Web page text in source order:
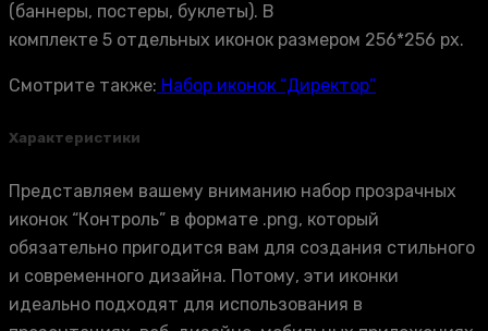
(баннеры, постеры, буклеты). В
комплекте 5 отдельных иконок размером 256*256 px.
Смотрите также: Набор иконок “Директор”
Характеристики
Представляем вашему вниманию набор прозрачных
иконок “Контроль” в формате .png, который
обязательно пригодится вам для создания стильного
и современного дизайна. Потому, эти иконки
идеально подходят для использования в